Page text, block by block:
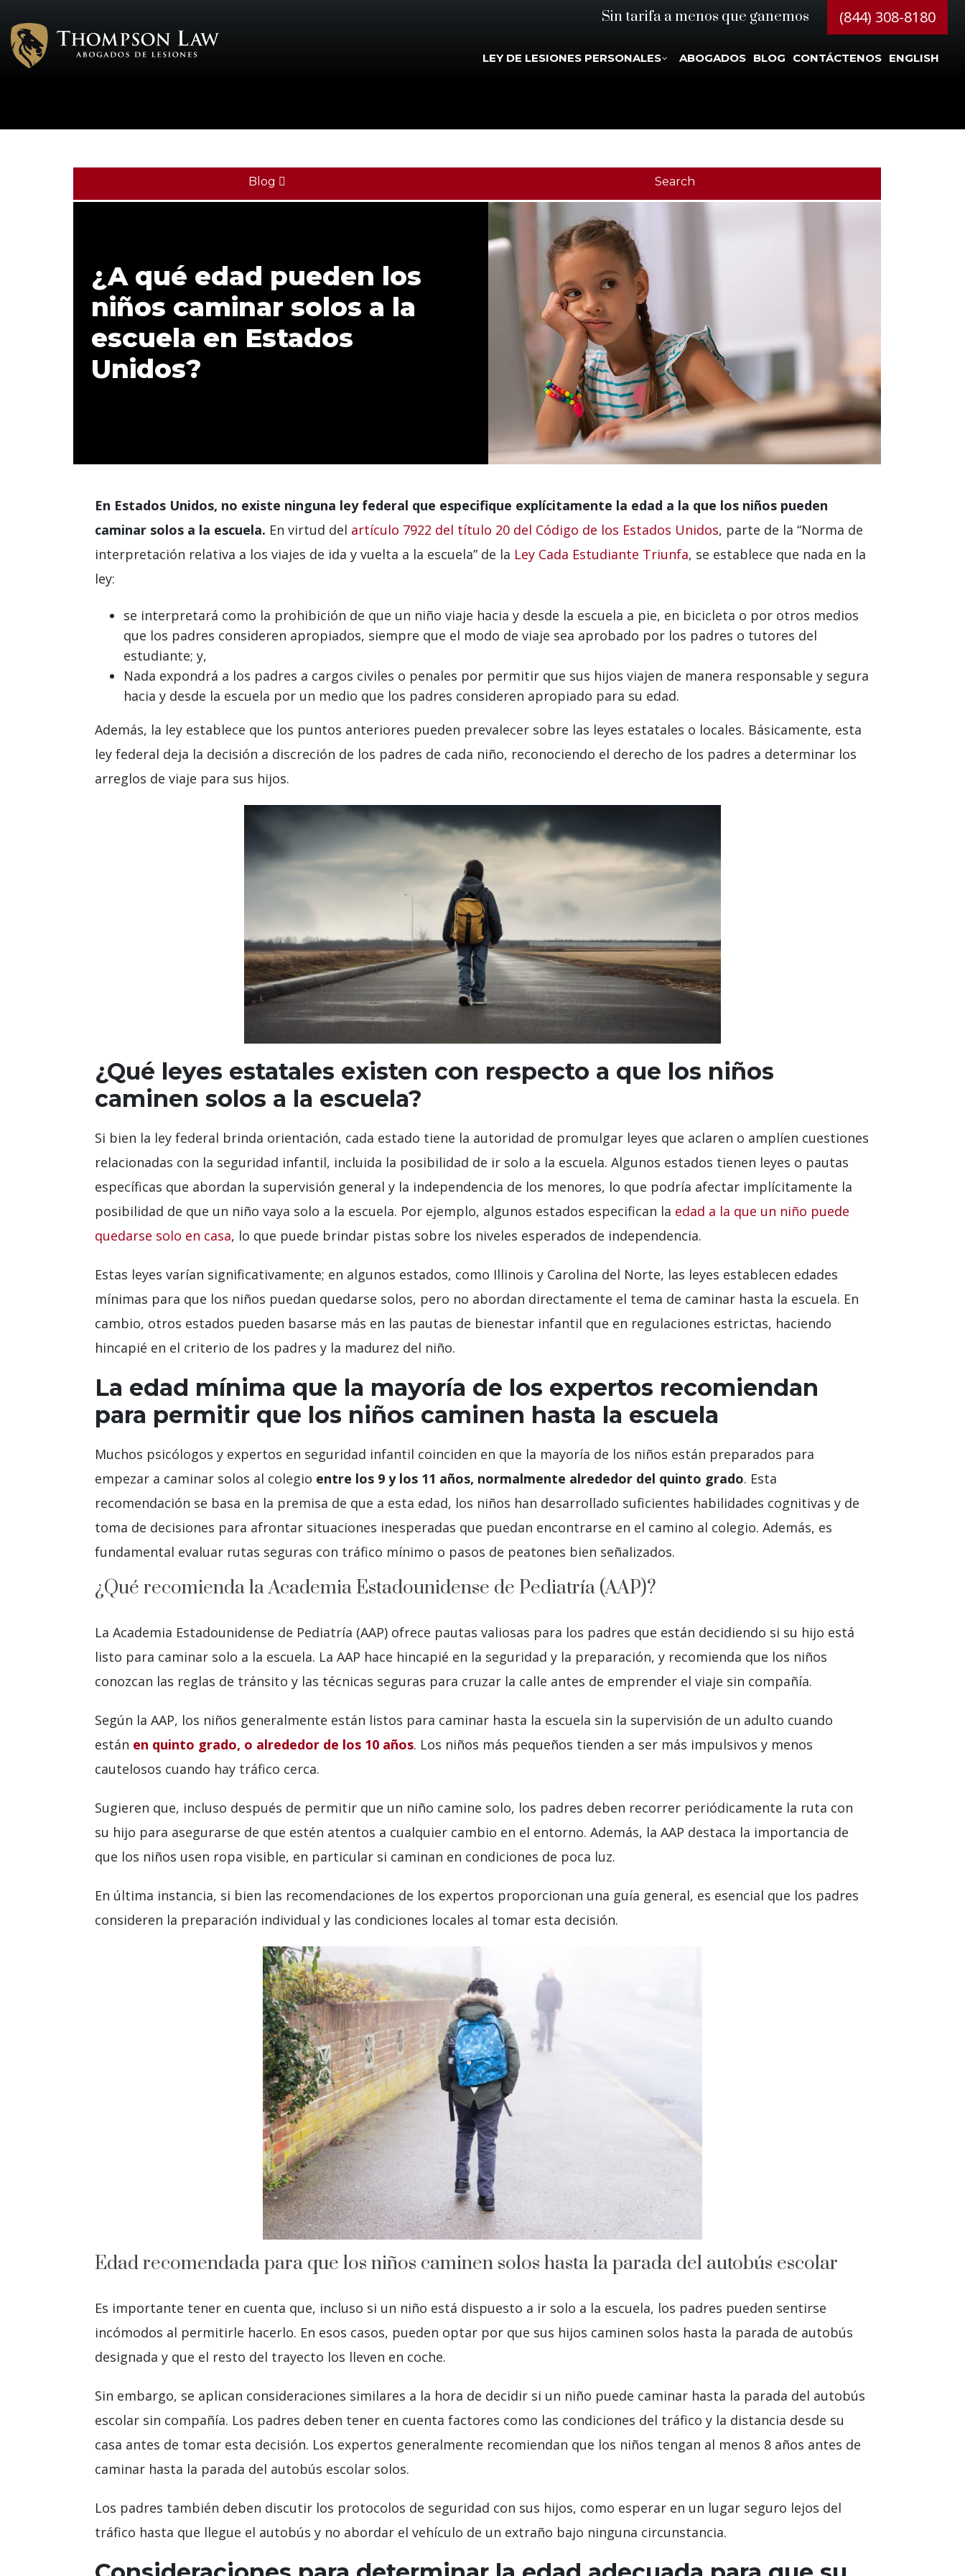
Sin tarifa a menos que ganemos (844) 308-8180
LEY DE LESIONES PERSONALES ABOGADOS BLOG CONTÁCTENOS ENGLISH
Blog Search
¿A qué edad pueden los
niños caminar solos a la
escuela en Estados
Unidos?
En Estados Unidos, no existe ninguna ley federal que especifique explícitamente la edad a la que los niños pueden
caminar solos a la escuela. En virtud del artículo 7922 del título 20 del Código de los Estados Unidos, parte de la “Norma de
interpretación relativa a los viajes de ida y vuelta a la escuela” de la Ley Cada Estudiante Triunfa, se establece que nada en la
ley:
se interpretará como la prohibición de que un niño viaje hacia y desde la escuela a pie, en bicicleta o por otros medios
que los padres consideren apropiados, siempre que el modo de viaje sea aprobado por los padres o tutores del
estudiante; y,
Nada expondrá a los padres a cargos civiles o penales por permitir que sus hijos viajen de manera responsable y segura
hacia y desde la escuela por un medio que los padres consideren apropiado para su edad.
Además, la ley establece que los puntos anteriores pueden prevalecer sobre las leyes estatales o locales. Básicamente, esta
ley federal deja la decisión a discreción de los padres de cada niño, reconociendo el derecho de los padres a determinar los
arreglos de viaje para sus hijos.
¿Qué leyes estatales existen con respecto a que los niños
caminen solos a la escuela?
Si bien la ley federal brinda orientación, cada estado tiene la autoridad de promulgar leyes que aclaren o amplíen cuestiones
relacionadas con la seguridad infantil, incluida la posibilidad de ir solo a la escuela. Algunos estados tienen leyes o pautas
específicas que abordan la supervisión general y la independencia de los menores, lo que podría afectar implícitamente la
posibilidad de que un niño vaya solo a la escuela. Por ejemplo, algunos estados especifican la edad a la que un niño puede
quedarse solo en casa, lo que puede brindar pistas sobre los niveles esperados de independencia.
Estas leyes varían significativamente; en algunos estados, como Illinois y Carolina del Norte, las leyes establecen edades
mínimas para que los niños puedan quedarse solos, pero no abordan directamente el tema de caminar hasta la escuela. En
cambio, otros estados pueden basarse más en las pautas de bienestar infantil que en regulaciones estrictas, haciendo
hincapié en el criterio de los padres y la madurez del niño.
La edad mínima que la mayoría de los expertos recomiendan
para permitir que los niños caminen hasta la escuela
Muchos psicólogos y expertos en seguridad infantil coinciden en que la mayoría de los niños están preparados para
empezar a caminar solos al colegio entre los 9 y los 11 años, normalmente alrededor del quinto grado. Esta
recomendación se basa en la premisa de que a esta edad, los niños han desarrollado suficientes habilidades cognitivas y de
toma de decisiones para afrontar situaciones inesperadas que puedan encontrarse en el camino al colegio. Además, es
fundamental evaluar rutas seguras con tráfico mínimo o pasos de peatones bien señalizados.
¿Qué recomienda la Academia Estadounidense de Pediatría (AAP)?
La Academia Estadounidense de Pediatría (AAP) ofrece pautas valiosas para los padres que están decidiendo si su hijo está
listo para caminar solo a la escuela. La AAP hace hincapié en la seguridad y la preparación, y recomienda que los niños
conozcan las reglas de tránsito y las técnicas seguras para cruzar la calle antes de emprender el viaje sin compañía.
Según la AAP, los niños generalmente están listos para caminar hasta la escuela sin la supervisión de un adulto cuando
están en quinto grado, o alrededor de los 10 años. Los niños más pequeños tienden a ser más impulsivos y menos
cautelosos cuando hay tráfico cerca.
Sugieren que, incluso después de permitir que un niño camine solo, los padres deben recorrer periódicamente la ruta con
su hijo para asegurarse de que estén atentos a cualquier cambio en el entorno. Además, la AAP destaca la importancia de
que los niños usen ropa visible, en particular si caminan en condiciones de poca luz.
En última instancia, si bien las recomendaciones de los expertos proporcionan una guía general, es esencial que los padres
consideren la preparación individual y las condiciones locales al tomar esta decisión.
Edad recomendada para que los niños caminen solos hasta la parada del autobús escolar
Es importante tener en cuenta que, incluso si un niño está dispuesto a ir solo a la escuela, los padres pueden sentirse
incómodos al permitirle hacerlo. En esos casos, pueden optar por que sus hijos caminen solos hasta la parada de autobús
designada y que el resto del trayecto los lleven en coche.
Sin embargo, se aplican consideraciones similares a la hora de decidir si un niño puede caminar hasta la parada del autobús
escolar sin compañía. Los padres deben tener en cuenta factores como las condiciones del tráfico y la distancia desde su
casa antes de tomar esta decisión. Los expertos generalmente recomiendan que los niños tengan al menos 8 años antes de
caminar hasta la parada del autobús escolar solos.
Los padres también deben discutir los protocolos de seguridad con sus hijos, como esperar en un lugar seguro lejos del
tráfico hasta que llegue el autobús y no abordar el vehículo de un extraño bajo ninguna circunstancia.